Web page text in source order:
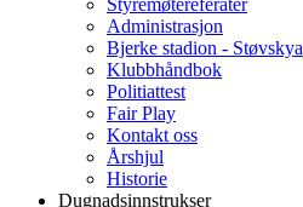
Styremøtereferater
Administrasjon
Bjerke stadion - Støvskya
Klubbhåndbok
Politiattest
Fair Play
Kontakt oss
Årshjul
Historie
Dugnadsinnstrukser